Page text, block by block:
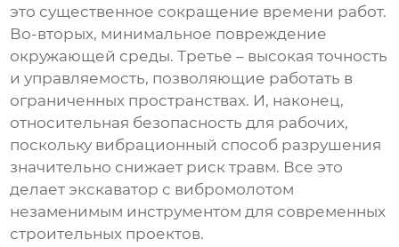
это существенное сокращение времени работ.
Во-вторых, минимальное повреждение
окружающей среды. Третье – высокая точность
и управляемость, позволяющие работать в
ограниченных пространствах. И, наконец,
относительная безопасность для рабочих,
поскольку вибрационный способ разрушения
значительно снижает риск травм. Все это
делает экскаватор с вибромолотом
незаменимым инструментом для современных
строительных проектов.